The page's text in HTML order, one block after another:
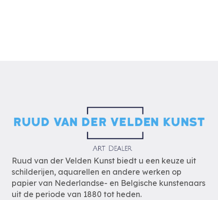
Ruud van der Velden Kunst biedt u een keuze uit
schilderijen, aquarellen en andere werken op
papier van Nederlandse- en Belgische kunstenaars
uit de periode van 1880 tot heden.